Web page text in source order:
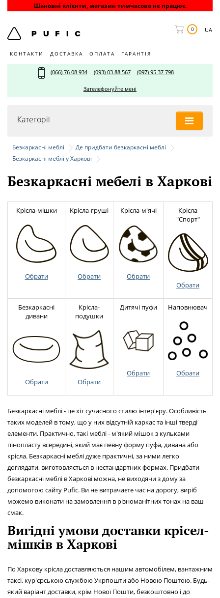
Шановні клієнти, магазин тимчасово не працює.
UA
0
КОНТАКТИ ДОСТАВКА ОПЛАТА ГАРАНТІЯ
(066) 76 08 934 (093) 03 88 567 (097) 95 37 798
Зателефонуйте мені
Категорії
Безкаркасні меблі
Де придбати безкаркасні меблі
Безкаркасні меблі у Харкові
Безкаркасні мебелі в Харкові
Крісла-мішки
Обрати
Крісла-груші
Обрати
Крісла-м'ячі
Обрати
Крісла
"Спорт"
Обрати
Безкаркасні
дивани
Обрати
Крісла-
подушки
Обрати
Дитячі пуфи
Обрати
Наповнювач
Обрати
Безкаркасні меблі - це хіт сучасного стилю інтер'єру. Особливість
таких моделей в тому, що у них відсутній каркас та інші тверді
елементи. Практично, такі меблі - м'який мішок з кульками
пінопласту всередині, який має певну форму пуфа, дивана або
крісла. Безкаркасні меблі дуже практичні, за ними легко
доглядати, виготовляється в нестандартних формах. Придбати
безкаркасні меблі в Харкові можна, не виходячи з дому за
допомогою сайту Pufic. Ви не витрачаєте час на дорогу, виріб
можемо виконати на замовлення в різноманітних тонах на ваш
смак.
Вигідні умови доставки крісел-
мішків в Харкові
По Харкову крісла доставляються нашим автомобілем, вантажним
таксі, кур'єрською службою Укрпошти або Новою Поштою. Будь-
який варіант доставки, крім Нової Пошти, безкоштовно і до